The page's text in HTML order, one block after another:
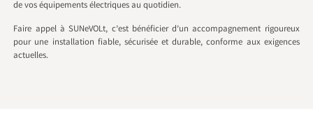
de vos équipements électriques au quotidien.
Faire appel à SUNeVOLt, c’est bénéficier d’un accompagnement rigoureux
pour une installation fiable, sécurisée et durable, conforme aux exigences
actuelles.